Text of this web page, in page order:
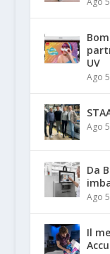
UV
Ago
Ago
Da
Ago
Il